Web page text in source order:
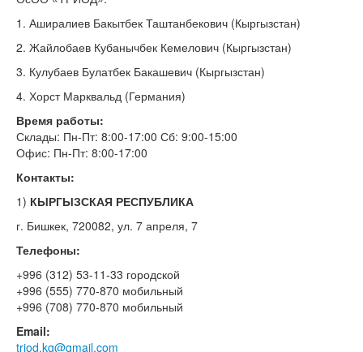
1. Аширалиев Бакытбек Таштанбекович (Кыргызстан)
2. Жайлобаев Кубанычбек Кемелович (Кыргызстан)
3. Кулубаев Булатбек Бакашевич (Кыргызстан)
4. Хорст Марквальд (Германия)
Время работы:
Склады: Пн-Пт: 8:00-17:00 Сб: 9:00-15:00
Офис: Пн-Пт: 8:00-17:00
Контакты:
1) КЫРГЫЗСКАЯ РЕСПУБЛИКА
г. Бишкек, 720082, ул. 7 апреля, 7
Телефоны:
+996 (312) 53-11-33 городской
+996 (555) 770-870 мобильный
+996 (708) 770-870 мобильный
Email:
triod.kg@gmail.com